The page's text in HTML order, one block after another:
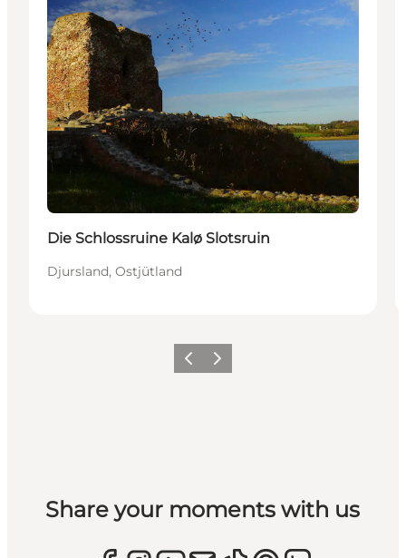
Die Schlossruine Kalø Slotsruin
Djursland, Ostjütland
ZurückWeiter
Share your moments with us